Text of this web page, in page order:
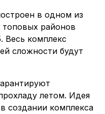
в одном из
районов
Весь комплекс
сложности будут
летом. Идея
создании комплекса